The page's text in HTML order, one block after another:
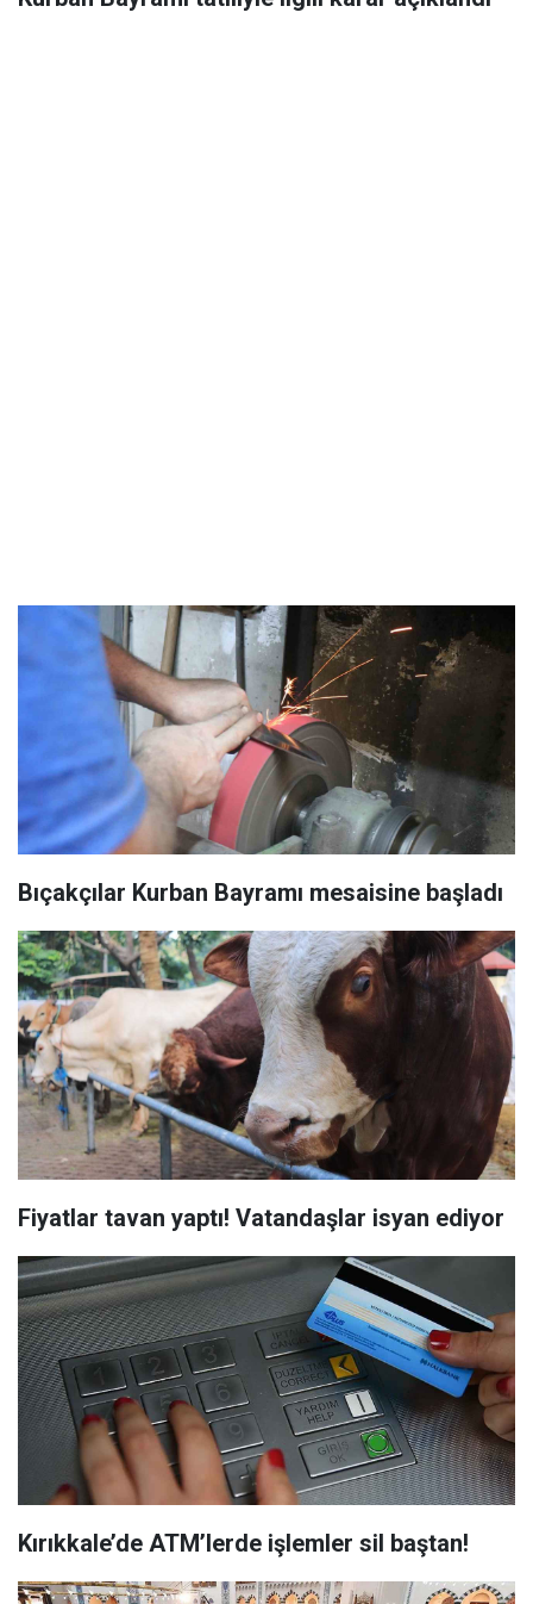
Bıçakçılar Kurban Bayramı mesaisine başladı
Fiyatlar tavan yaptı! Vatandaşlar isyan ediyor
Kırıkkale’de ATM’lerde işlemler sil baştan!